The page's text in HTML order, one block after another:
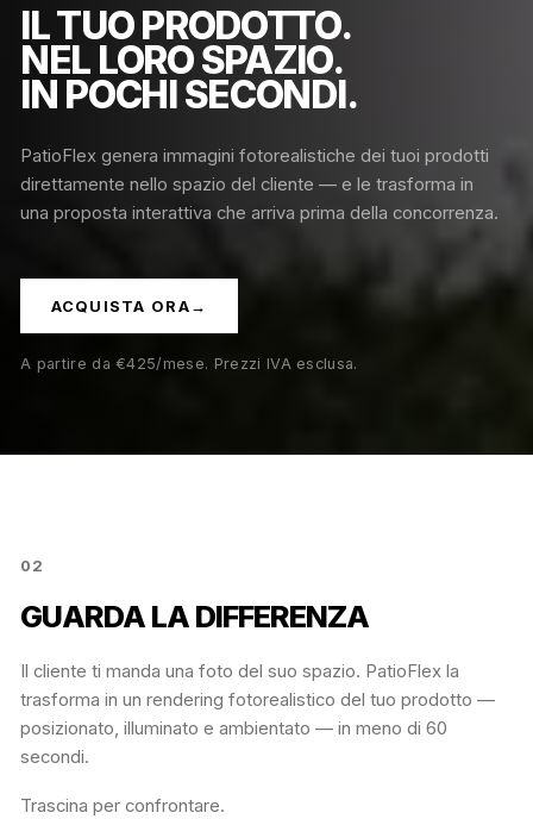
IL TUO PRODOTTO.
NEL LORO SPAZIO.
IN POCHI SECONDI.
PatioFlex genera immagini fotorealistiche dei tuoi prodotti
direttamente nello spazio del cliente — e le trasforma in
una proposta interattiva che arriva prima della concorrenza.
ACQUISTA ORA →
A partire da €425/mese. Prezzi IVA esclusa.
02
GUARDA LA DIFFERENZA
Il cliente ti manda una foto del suo spazio. PatioFlex la
trasforma in un rendering fotorealistico del tuo prodotto —
posizionato, illuminato e ambientato — in meno di 60
secondi.
Trascina per confrontare.